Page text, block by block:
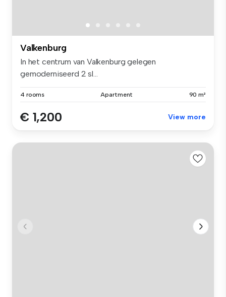
Valkenburg
In het centrum van Valkenburg gelegen
gemoderniseerd 2 sl...
4 rooms Apartment 90 m²
€ 1,200 View more